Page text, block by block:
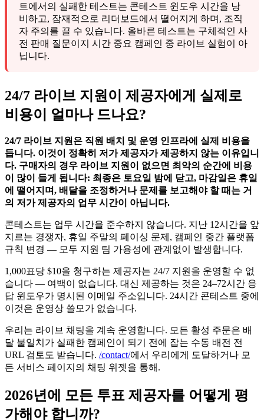
트에서의 실패한 테스트는 콘테스트 윈도우 시간을 낭
비하고, 잠재적으로 리더보드에서 떨어지게 하며, 조직
자 주의를 끌 수 있습니다. 올바른 테스트는 구체적인 사
전 판매 질문이지 시간 중요 캠페인 중 라이브 실험이 아
닙니다.
24/7 라이브 지원이 제공자에게 실제로
비용이 얼마나 드나요?
24/7 라이브 지원은 직원 배치 및 운영 인프라에 실제 비용을
듭니다. 이것이 정확히 저가 제공자가 제공하지 않는 이유입니
다. 구매자의 경우 라이브 지원이 없으면 최악의 순간에 비용
이 많이 들게 됩니다: 최종은 토요일 밤에 닫고, 마감일은 휴일
에 떨어지며, 배달을 조정하거나 문제를 보고해야 할 때는 거
의 저가 제공자의 업무 시간이 아닙니다.
콘테스트는 업무 시간을 준수하지 않습니다. 지난 12시간을 앞
지르는 경쟁자, 휴일 주말의 페이싱 문제, 캠페인 중간 플랫폼
규칙 변경 — 모두 지원 팀 가용성에 관계없이 발생합니다.
1,000표당 $10을 청구하는 제공자는 24/7 지원을 운영할 수 없
습니다 — 여백이 없습니다. 대신 제공하는 것은 24–72시간 응
답 윈도우가 명시된 이메일 주소입니다. 24시간 콘테스트 중에
이것은 운영상 쓸모가 없습니다.
우리는 라이브 채팅을 계속 운영합니다. 모든 활성 주문은 배
달 불일치가 실패한 캠페인이 되기 전에 잡는 수동 배전 전
URL 검토도 받습니다. /contact/에서 우리에게 도달하거나 모
든 서비스 페이지의 채팅 위젯을 통해.
2026년에 모든 투표 제공자를 어떻게 평
가해야 합니까?